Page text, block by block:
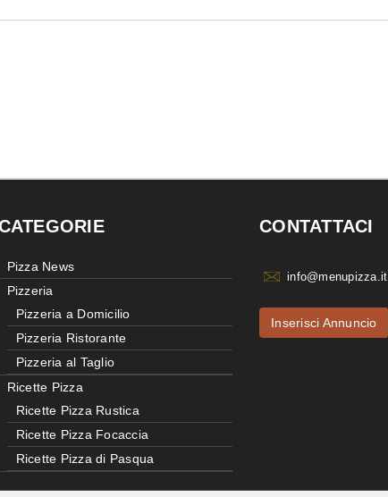
Pizza News
Pizzeria
Pizzeria a Domicilio
Pizzeria Ristorante
Pizzeria al Taglio
Ricette Pizza
Ricette Pizza Rustica
Ricette Pizza Focaccia
Ricette Pizza di Pasqua
CONTATTACI
info@menupizza.it
Inserisci Annuncio